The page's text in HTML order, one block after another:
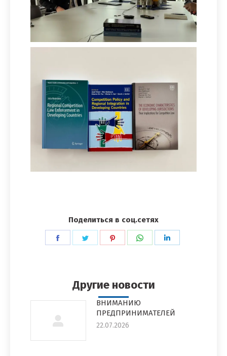
Поделиться в соц.сетях
ПоделитьсяПоделитьсяПоделитьсяПоделиться
Другие новости
ВНИМАНИЮ
ПРЕДПРИНИМАТЕЛЕЙ
22.07.2026